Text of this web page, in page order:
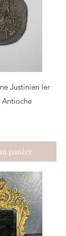
rapide
Justinien Ier
Antioche
panier